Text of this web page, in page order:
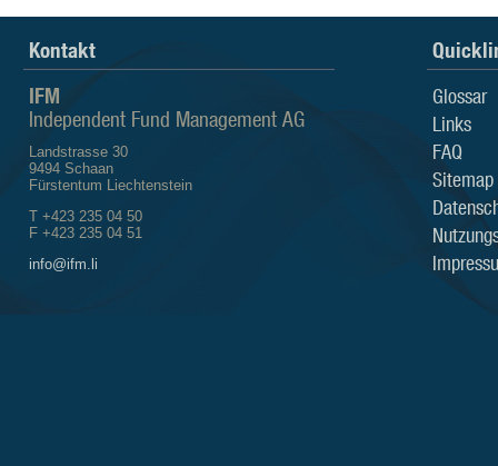
Kontakt
IFM
Independent Fund Management AG
Landstrasse 30
9494 Schaan
Fürstentum Liechtenstein
T +423 235 04 50
F +423 235 04 51
info@ifm.li
Glossar
Links
FAQ
Sitemap